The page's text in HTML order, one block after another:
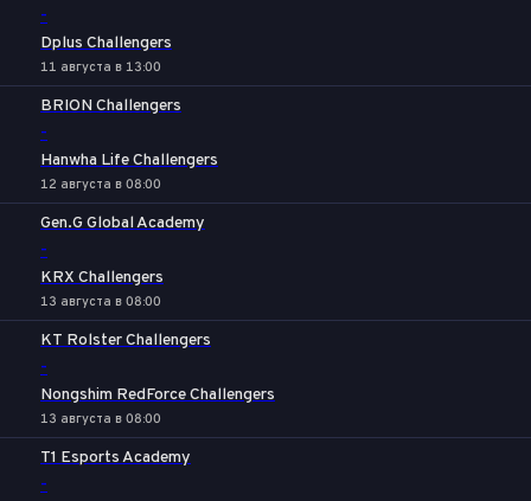
-
Dplus Challengers
11 августа в 13:00
BRION Challengers
-
Hanwha Life Challengers
12 августа в 08:00
Gen.G Global Academy
-
KRX Challengers
13 августа в 08:00
KT Rolster Challengers
-
Nongshim RedForce Challengers
13 августа в 08:00
T1 Esports Academy
-